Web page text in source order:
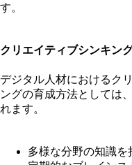
す。
クリエイティブシンキン
デジタル人材におけるク
ングの育成方法としては
れます。
多様な分野の知識